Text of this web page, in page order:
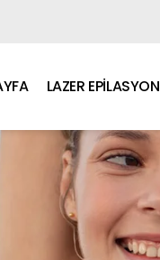
LAZER EPİLASYON